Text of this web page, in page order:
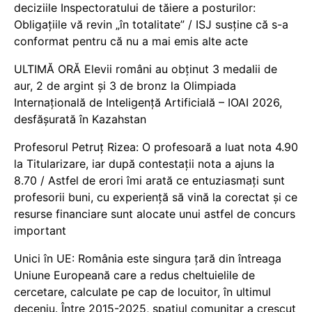
deciziile Inspectoratului de tăiere a posturilor:
Obligațiile vă revin „în totalitate” / ISJ susține că s-a
conformat pentru că nu a mai emis alte acte
ULTIMĂ ORĂ Elevii români au obținut 3 medalii de
aur, 2 de argint și 3 de bronz la Olimpiada
Internațională de Inteligență Artificială – IOAI 2026,
desfășurată în Kazahstan
Profesorul Petruț Rizea: O profesoară a luat nota 4.90
la Titularizare, iar după contestații nota a ajuns la
8.70 / Astfel de erori îmi arată ce entuziasmați sunt
profesorii buni, cu experiență să vină la corectat și ce
resurse financiare sunt alocate unui astfel de concurs
important
Unici în UE: România este singura țară din întreaga
Uniune Europeană care a redus cheltuielile de
cercetare, calculate pe cap de locuitor, în ultimul
deceniu. Între 2015-2025, spațiul comunitar a crescut